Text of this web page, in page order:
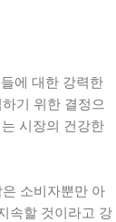
에 대한 강력한
기 위한 결정으
시장의 건강한
소비자뿐만 아
속할 것이라고 강